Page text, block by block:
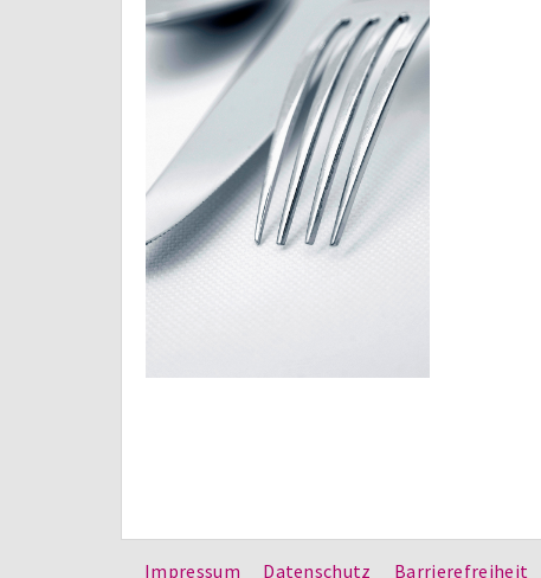
Impressum Datenschutz Barrierefreiheit